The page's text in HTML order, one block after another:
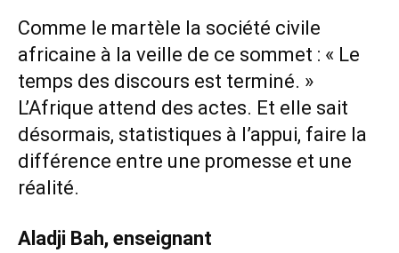
Comme le martèle la société civile
africaine à la veille de ce sommet : « Le
temps des discours est terminé. »
L’Afrique attend des actes. Et elle sait
désormais, statistiques à l’appui, faire la
différence entre une promesse et une
réalité.
Aladji Bah, enseignant